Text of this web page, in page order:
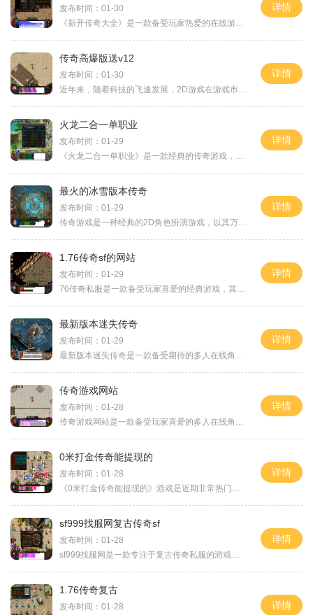
发布时间：01-30
《新开传奇大全》是一款备受玩家热爱的在线游戏，它继承了经典传奇游戏的精髓，并添加了更多创新元素，为玩家带来了全新的游戏体验。下面将为大家详细介绍这款游戏的具体玩法
详情
传奇高爆版送v12
发布时间：01-30
近年来，随着科技的飞速发展，2D游戏在游戏市场占据了一席之地，而传奇作为其中的佼佼者，以其独特的玩法和丰富的游戏内容，成为了广大游戏爱好者们的最爱。而传奇高爆版送v1
详情
火龙二合一单职业
发布时间：01-29
《火龙二合一单职业》是一款经典的传奇游戏，它以2D游戏画面为基础，打造了一个令人充满怀旧情愫的角色扮演世界。这款游戏具有万人在线的特点，玩家可以和其他玩家进行互动，一
详情
最火的冰雪版本传奇
发布时间：01-29
传奇游戏是一种经典的2D角色扮演游戏，以其万人在线的玩法和玩家互动而广受欢迎。最火的冰雪版本传奇更是吸引了大量的玩家。玩家将进入一个神奇的冰雪世界，体验到独特的游戏乐
详情
1.76传奇sf的网站
发布时间：01-29
76传奇私服是一款备受玩家喜爱的经典游戏，其网站提供了一个完整的游戏体验。本文将介绍76传奇私服的网站及其游戏的具体玩法。76传奇私服网站是玩家们进入游戏的第一步，具有用
详情
最新版本迷失传奇
发布时间：01-29
最新版本迷失传奇是一款备受期待的多人在线角色扮演游戏。在这个游戏中，玩家可以扮演不同的角色，探索各种神秘的地区，与其他玩家交流合作，完成各种任务和挑战。本文将详细
详情
传奇游戏网站
发布时间：01-28
传奇游戏网站是一款备受玩家喜爱的多人在线角色扮演游戏。此款游戏具有丰富多样的玩法，为玩家们提供了一个沉浸式的游戏体验。我们来介绍传奇游戏的基本玩法玩家可以扮演一个
详情
0米打金传奇能提现的
发布时间：01-28
《0米打金传奇能提现的》游戏是近期非常热门的一款手机游戏。这款游戏以其独特的玩法和可提现的特点吸引了众多玩家的关注。下面，我们将详细介绍该游戏的具体玩法。让我们来了
详情
sf999找服网复古传奇sf
发布时间：01-28
sf999找服网是一款专注于复古传奇私服的游戏平台。在这个平台上，玩家可以尽情享受复古传奇游戏的乐趣，体验曾经的经典。本文将介绍sf999找服网的具体玩法以及该平台所具备的优势
详情
1.76传奇复古
发布时间：01-28
详情